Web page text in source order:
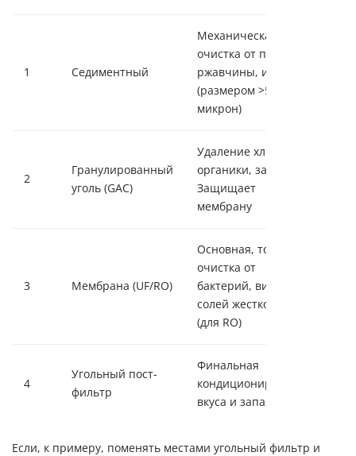
1 Седиментный
Механическая
очистка от песка,
ржавчины, ила
(размером >5
микрон)
2
Гранулированный
уголь (GAC)
Удаление хлора,
органики, запахов.
Защищает
мембрану
3 Мембрана (UF/RO)
Основная, тонкая
очистка от
бактерий, вирусов,
солей жесткости
(для RO)
4
Угольный пост-
фильтр
Финальная
кондиционирование
вкуса и запаха воды
Если, к примеру, поменять местами угольный фильтр и